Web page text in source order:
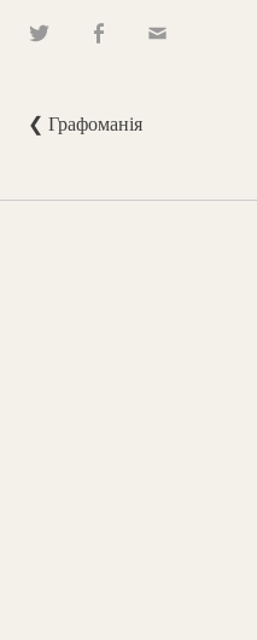
❮ Графоманія